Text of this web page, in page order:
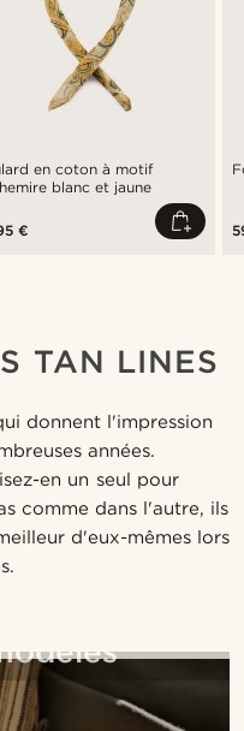
en coton à motif
blanc et jaune
€
TAN LINES
donnent l'impression
années.
en un seul pour
comme dans l'autre, ils
d'eux-mêmes lors